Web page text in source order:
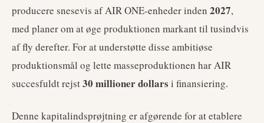
producere snesevis af AIR ONE-enheder inden 2027,
med planer om at øge produktionen markant til tusindvis
af fly derefter. For at understøtte disse ambitiøse
produktionsmål og lette masseproduktionen har AIR
succesfuldt rejst30 millioner dollars i finansiering.
Denne kapitalindsprøjtning er afgørende for at etablere